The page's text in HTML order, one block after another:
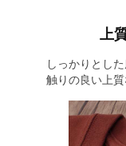
上
しっかりとし
触りの良い上